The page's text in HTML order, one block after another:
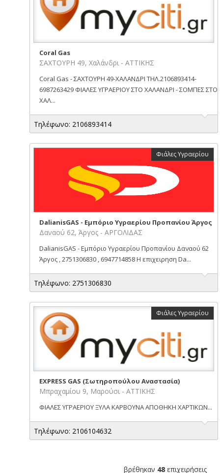
Coral Gas
ΣΑΧΤΟΥΡΗ 49, Χαλάνδρι - ΑΤΤΙΚΗΣ
Coral Gas - ΣΑΧΤΟΥΡΗ 49-ΧΑΛΑΝΔΡΙ ΤΗΛ.2106893414-
6987263429 ΦΙΑΛΕΣ ΥΓΡΑΕΡΙΟΥ ΣΤΟ ΧΑΛΑΝΔΡΙ - ΣΟΜΠΕΣ ΣΤΟ
ΧΑΛ...
Τηλέφωνο: 2106893414
Φιάλες Υγραερίου
DalianisGAS - Εμπόριο Υγραερίου Προπανίου Άργος
Δαναού 62, Άργος - ΑΡΓΟΛΙΔΑΣ
DalianisGAS - Εμπόριο Υγραερίου Προπανίου Δαναού 62
Άργος , 2751306830 , 6947714858 Η επιχειρηση Da...
Τηλέφωνο: 2751306830
Φιάλες Υγραερίου
EXPRESS GAS (Σωτηροπούλου Αναστασία)
Μπραχαμίου 9, Μαρούσι - ΑΤΤΙΚΗΣ
ΦΙΑΛΕΣ ΥΓΡΑΕΡΙΟΥ ΞΥΛΑ ΚΑΡΒΟΥΝΑ ΑΠΟΘΗΚΗ ΧΑΡΤΙΚΩΝ...
Τηλέφωνο: 2106104632
βρέθηκαν 48 επιχειρήσεις